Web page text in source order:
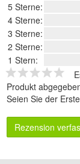
5 Sterne:
4 Sterne:
3 Sterne:
2 Sterne:
1 Stern:
Produkt
Seien Sie der
Rezension